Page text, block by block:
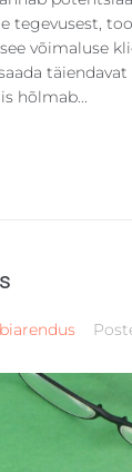
tegevusest,
võimaluse
täiendavat
hõlmab...